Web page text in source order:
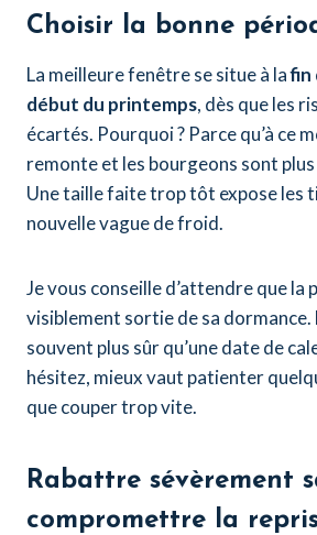
Choisir la bonne
La meilleure fenêtre se situe à lafin
début du printemps, dès que les
écartés. Pourquoi ? Parce qu’à ce
remonte et les bourgeons sont
Une taille faite trop tôt expose les
nouvelle vague de froid.
Je vous conseille d’attendre que la
visiblement sortie de sa dormance.
souvent plus sûr qu’une date de
hésitez, mieux vaut patienter
que couper trop vite.
Rabattre sévèrement
compromettre la